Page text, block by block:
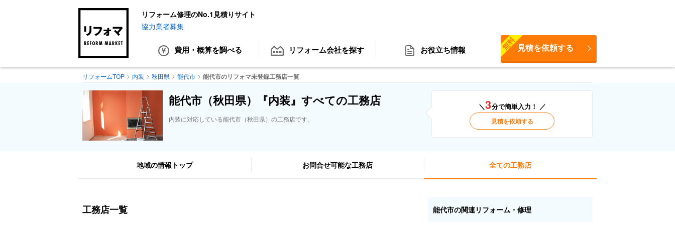
リフォーム修理のNo.1見積りサイト
協力業者募集
費用・概算を調べる リフォーム会社を探す お役立ち情報 見積を依頼する
無料
リフォームTOP 内装 秋田県 能代市 能代市のリフォマ未登録工務店一覧
能代市（秋田県）『内装』すべての工務店
内装に対応している能代市（秋田県）の工務店です。
＼3分で簡単入力！ ／
見積を依頼する
地域の情報トップ お問合せ可能な工務店 全ての工務店
工務店一覧 能代市の関連リフォーム・修理